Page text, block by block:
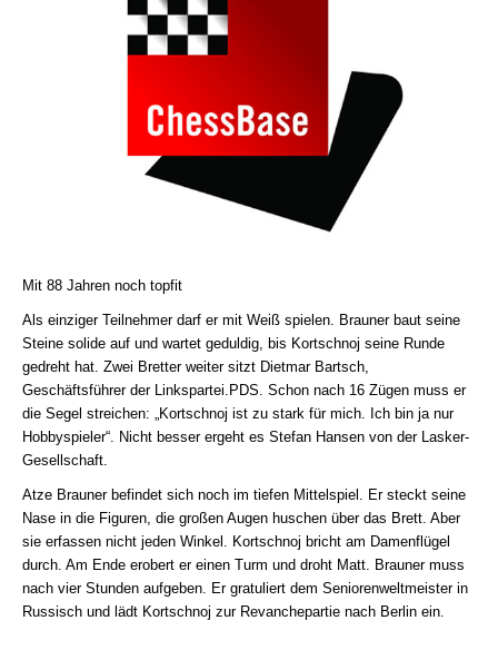
Mit 88 Jahren noch topfit
Als einziger Teilnehmer darf er mit Weiß spielen. Brauner baut seine
Steine solide auf und wartet geduldig, bis Kortschnoj seine Runde
gedreht hat. Zwei Bretter weiter sitzt Dietmar Bartsch,
Geschäftsführer der Linkspartei.PDS. Schon nach 16 Zügen muss er
die Segel streichen: „Kortschnoj ist zu stark für mich. Ich bin ja nur
Hobbyspieler“. Nicht besser ergeht es Stefan Hansen von der Lasker-
Gesellschaft.
Atze Brauner befindet sich noch im tiefen Mittelspiel. Er steckt seine
Nase in die Figuren, die großen Augen huschen über das Brett. Aber
sie erfassen nicht jeden Winkel. Kortschnoj bricht am Damenflügel
durch. Am Ende erobert er einen Turm und droht Matt. Brauner muss
nach vier Stunden aufgeben. Er gratuliert dem Seniorenweltmeister in
Russisch und lädt Kortschnoj zur Revanchepartie nach Berlin ein.